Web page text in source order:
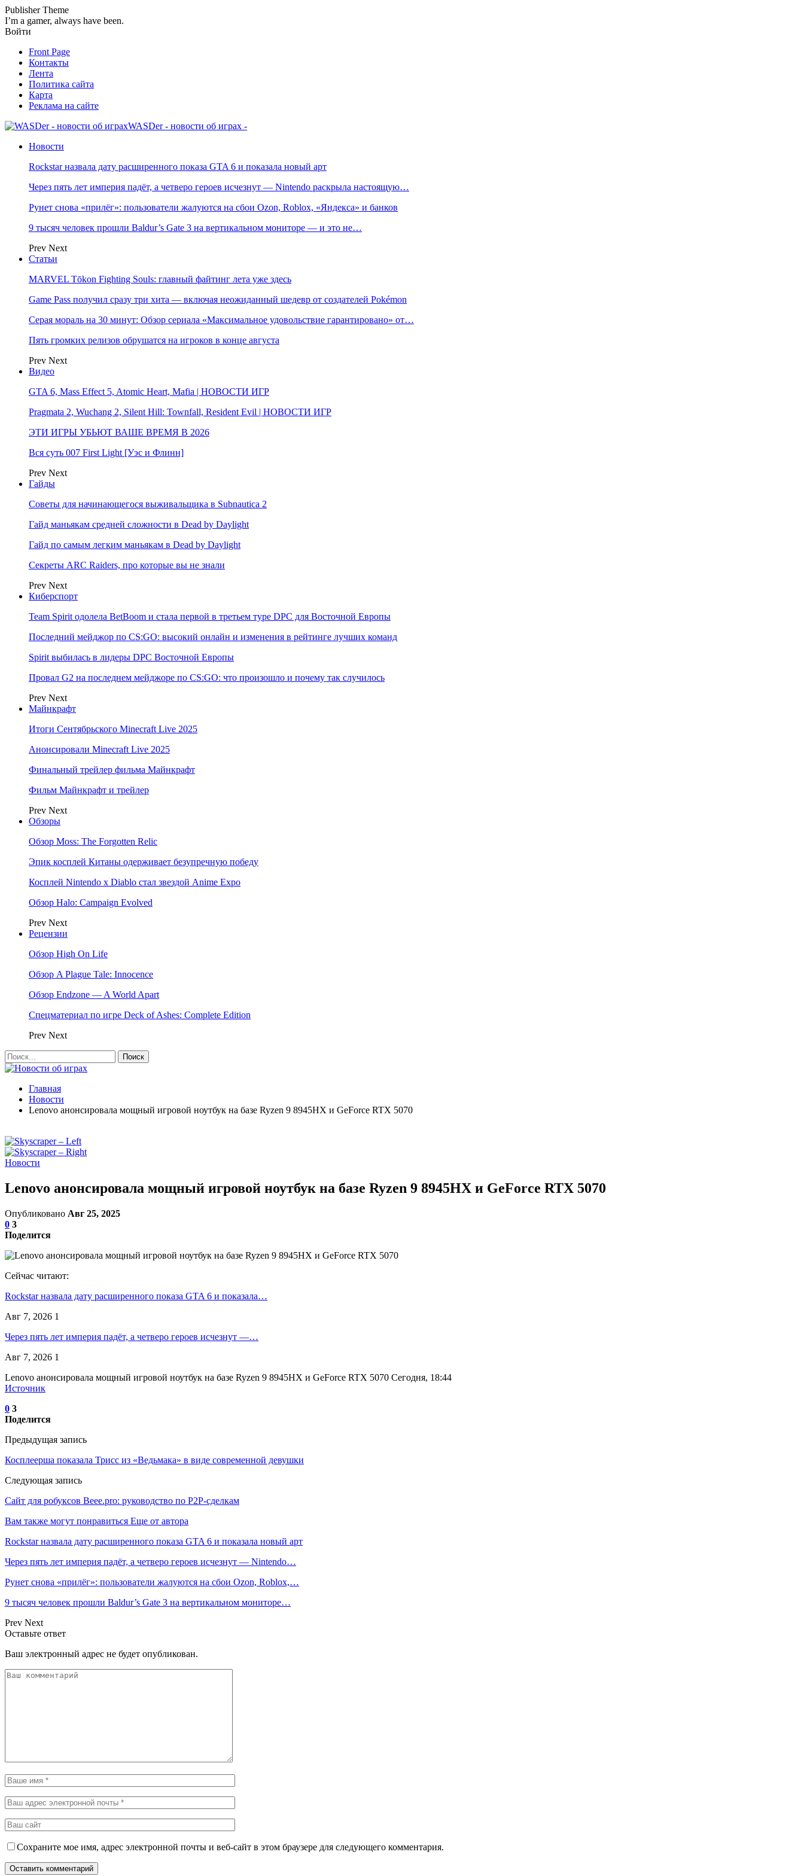
Publisher Theme
I’m a gamer, always have been.
Войти
Front Page
Контакты
Лента
Политика сайта
Карта
Реклама на сайте
WASDer - новости об играх -
Новости
Rockstar назвала дату расширенного показа GTA 6 и показала новый арт
Через пять лет империя падёт, а четверо героев исчезнут — Nintendo раскрыла настоящую…
Рунет снова «прилёг»: пользователи жалуются на сбои Ozon, Roblox, «Яндекса» и банков
9 тысяч человек прошли Baldur’s Gate 3 на вертикальном мониторе — и это не…
Prev Next
Статьи
MARVEL Tōkon Fighting Souls: главный файтинг лета уже здесь
Game Pass получил сразу три хита — включая неожиданный шедевр от создателей Pokémon
Серая мораль на 30 минут: Обзор сериала «Максимальное удовольствие гарантировано» от…
Пять громких релизов обрушатся на игроков в конце августа
Prev Next
Видео
GTA 6, Mass Effect 5, Atomic Heart, Mafia | НОВОСТИ ИГР
Pragmata 2, Wuchang 2, Silent Hill: Townfall, Resident Evil | НОВОСТИ ИГР
ЭТИ ИГРЫ УБЬЮТ ВАШЕ ВРЕМЯ В 2026
Вся суть 007 First Light [Уэс и Флинн]
Prev Next
Гайды
Советы для начинающегося выживальщика в Subnautica 2
Гайд маньякам средней сложности в Dead by Daylight
Гайд по самым легким маньякам в Dead by Daylight
Секреты ARC Raiders, про которые вы не знали
Prev Next
Киберспорт
Team Spirit одолела BetBoom и стала первой в третьем туре DPC для Восточной Европы
Последний мейджор по CS:GO: высокий онлайн и изменения в рейтинге лучших команд
Spirit выбилась в лидеры DPC Восточной Европы
Провал G2 на последнем мейджоре по CS:GO: что произошло и почему так случилось
Prev Next
Майнкрафт
Итоги Сентябрьского Minecraft Live 2025
Анонсировали Minecraft Live 2025
Финальный трейлер фильма Майнкрафт
Фильм Майнкрафт и трейлер
Prev Next
Обзоры
Обзор Moss: The Forgotten Relic
Эпик косплей Китаны одерживает безупречную победу
Косплей Nintendo x Diablo стал звездой Anime Expo
Обзор Halo: Campaign Evolved
Prev Next
Рецензии
Обзор High On Life
Обзор A Plague Tale: Innocence
Обзор Endzone — A World Apart
Спецматериал по игре Deck of Ashes: Complete Edition
Prev Next
Главная
Новости
Lenovo анонсировала мощный игровой ноутбук на базе Ryzen 9 8945HX и GeForce RTX 5070
Новости
Lenovo анонсировала мощный игровой ноутбук на базе Ryzen 9 8945HX и GeForce RTX 5070
Опубликовано Авг 25, 2025
0 3
Поделится
Сейчас читают:
Rockstar назвала дату расширенного показа GTA 6 и показала…
Авг 7, 2026 1
Через пять лет империя падёт, а четверо героев исчезнут —…
Авг 7, 2026 1
Lenovo анонсировала мощный игровой ноутбук на базе Ryzen 9 8945HX и GeForce RTX 5070 Сегодня, 18:44
Источник
0 3
Поделится
Предыдущая запись
Косплеерша показала Трисс из «Ведьмака» в виде современной девушки
Следующая запись
Сайт для робуксов Beee.pro: руководство по P2P-сделкам
Вам также могут понравиться Еще от автора
Rockstar назвала дату расширенного показа GTA 6 и показала новый арт
Через пять лет империя падёт, а четверо героев исчезнут — Nintendo…
Рунет снова «прилёг»: пользователи жалуются на сбои Ozon, Roblox,…
9 тысяч человек прошли Baldur’s Gate 3 на вертикальном мониторе…
Prev Next
Оставьте ответ
Ваш электронный адрес не будет опубликован.
Сохраните мое имя, адрес электронной почты и веб-сайт в этом браузере для следующего комментария.